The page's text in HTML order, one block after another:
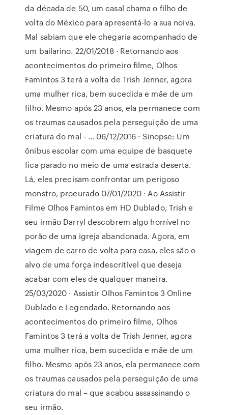
da década de 50, um casal chama o filho de
volta do México para apresentá-lo a sua noiva.
Mal sabiam que ele chegaria acompanhado de
um bailarino. 22/01/2018 · Retornando aos
acontecimentos do primeiro filme, Olhos
Famintos 3 terá a volta de Trish Jenner, agora
uma mulher rica, bem sucedida e mãe de um
filho. Mesmo após 23 anos, ela permanece com
os traumas causados pela perseguição de uma
criatura do mal - … 06/12/2016 · Sinopse: Um
ônibus escolar com uma equipe de basquete
fica parado no meio de uma estrada deserta.
Lá, eles precisam confrontar um perigoso
monstro, procurado 07/01/2020 · Ao Assistir
Filme Olhos Famintos em HD Dublado, Trish e
seu irmão Darryl descobrem algo horrível no
porão de uma igreja abandonada. Agora, em
viagem de carro de volta para casa, eles são o
alvo de uma força indescritível que deseja
acabar com eles de qualquer maneira.
25/03/2020 · Assistir Olhos Famintos 3 Online
Dublado e Legendado. Retornando aos
acontecimentos do primeiro filme, Olhos
Famintos 3 terá a volta de Trish Jenner, agora
uma mulher rica, bem sucedida e mãe de um
filho. Mesmo após 23 anos, ela permanece com
os traumas causados pela perseguição de uma
criatura do mal – que acabou assassinando o
seu irmão.